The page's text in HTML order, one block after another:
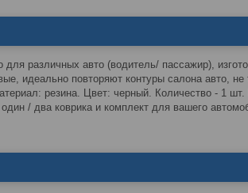
различных авто (водитель/ пассажир),
идеально повторяют контуры салона авто,
резина. Цвет: черный. Количество - 1
/ два коврика и комплект для вашего